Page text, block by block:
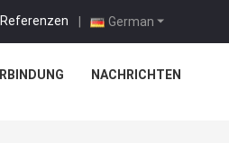
German
Referenzen |
NACHRICHTEN